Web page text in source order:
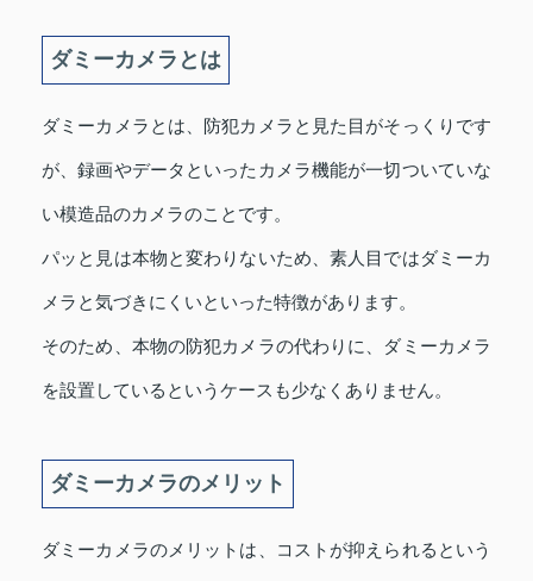
ダミーカメラとは
ダミーカメラとは、防犯カメラと見た目がそっくりです
が、録画やデータといったカメラ機能が一切ついていな
い模造品のカメラのことです。
パッと見は本物と変わりないため、素人目ではダミーカ
メラと気づきにくいといった特徴があります。
そのため、本物の防犯カメラの代わりに、ダミーカメラ
を設置しているというケースも少なくありません。
ダミーカメラのメリット
ダミーカメラのメリットは、コストが抑えられるという